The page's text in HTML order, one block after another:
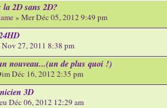
la 2D sans 2D?
» Mer Déc 05, 2012 9:49 pm
27, 2011 8:38 pm
nouveau...(un de plus quoi !)
Déc 16, 2012 2:35 pm
3D
Déc 06, 2012 12:29 am